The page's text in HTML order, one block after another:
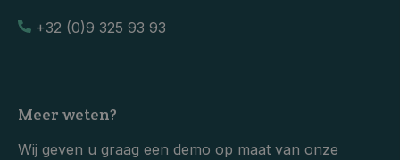
+32 (0)9 325 93 93
Meer weten?
Wij geven u graag een demo op maat van onze